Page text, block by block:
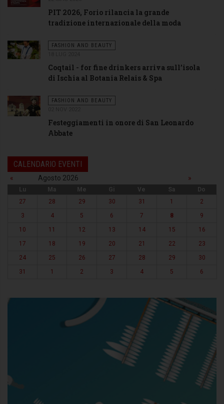
PIT 2026, Forio rilancia la grande
tradizione internazionale della moda
FASHION AND BEAUTY
Coqtail - for fine drinkers arriva sull’isola
di Ischia al Botania Relais & Spa
FASHION AND BEAUTY
Festeggiamenti in onore di San Leonardo
Abbate
CALENDARIO EVENTI
« Agosto 2026 »
Lu Ma Me Gi Ve Sa
Do
27
28 29 30 31 1
2
3
4 5 6 7 8
9
10
11 12 13 14 15
16
17
18 19 20 21 22
23
24
25 26 27 28 29
30
31
1 2 3 4 5 6